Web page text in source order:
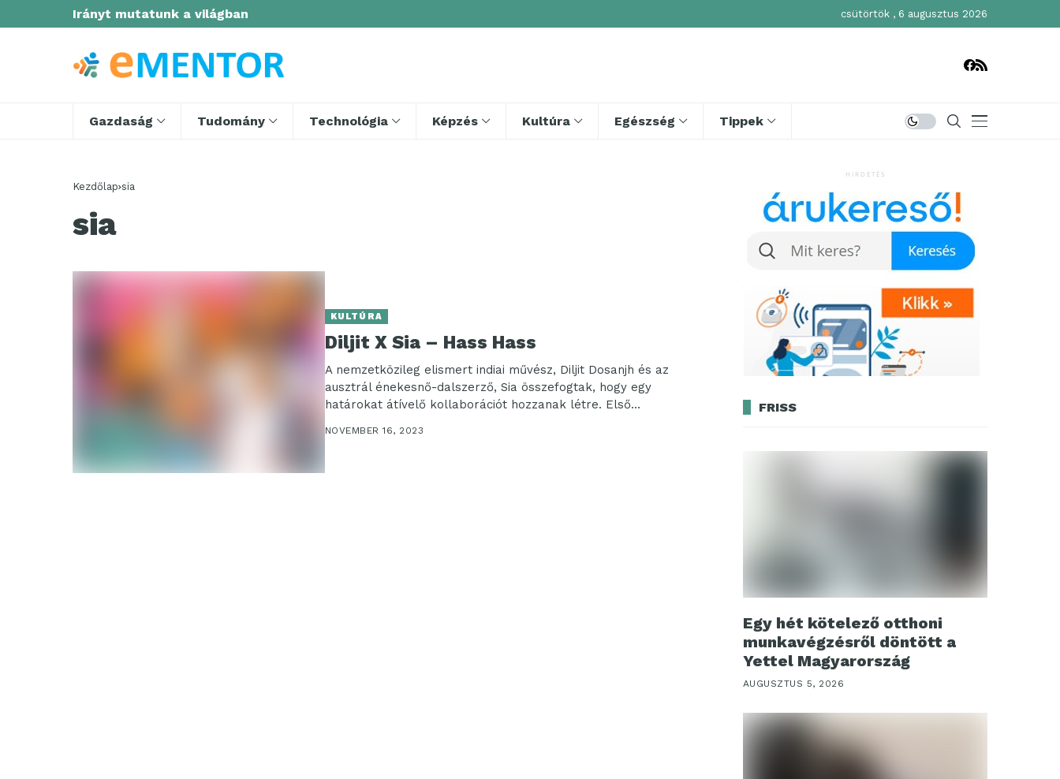
Irányt mutatunk a világban csütörtök , 6 augusztus 2026
Gazdaság Tudomány Technológia Képzés Kultúra Egészség Tippek
Kezdőlap sia
sia
KULTÚRA
Diljit X Sia – Hass Hass
A nemzetközileg elismert indiai művész, Diljit Dosanjh és az
ausztrál énekesnő-dalszerző, Sia összefogtak, hogy egy
határokat átívelő kollaborációt hozzanak létre. Első
NOVEMBER 16, 2023
HIRDETÉS
FRISS
Egy hét kötelező otthoni
munkavégzésről döntött a
Yettel Magyarország
AUGUSZTUS 5, 2026